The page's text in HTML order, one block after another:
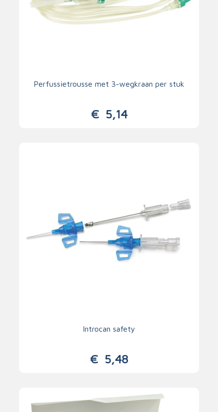
Perfussietrousse met 3-wegkraan per stuk
€5,14
Introcan safety
€ 5,48